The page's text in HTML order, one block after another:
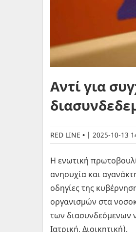
Αντί για
RED LINE | 2025-10-13
Η ενωτική
ανησυχία και
οδηγίες της
οργανισμών στα
των διασυνδεόμενων
Ιατρική, Διοικητική).